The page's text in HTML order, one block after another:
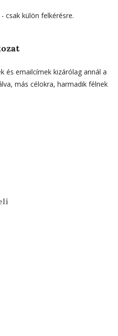
csak külön felkérésre.
és emailcímek kizárólag annál a
más célokra, harmadik félnek